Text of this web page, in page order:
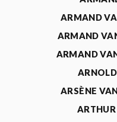
ARMAND
ARMAND
ARMAND
ARSÈNE
ARTHUR